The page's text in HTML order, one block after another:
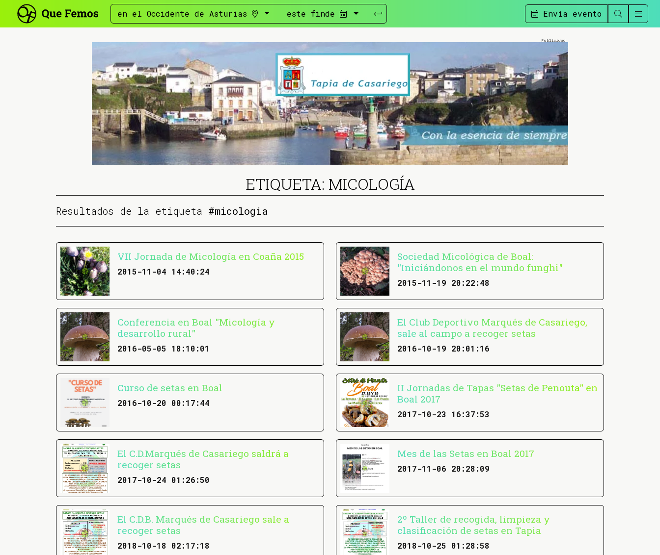
en el Occidente de Asturias este finde Envía evento
ETIQUETA: MICOLOGÍA
Resultados de la etiqueta #micologia
VII Jornada de Micología en Coaña 2015
2015-11-04 14:40:24
Sociedad Micológica de Boal:
"Iniciándonos en el mundo funghi"
2015-11-19 20:22:48
Conferencia en Boal "Micología y
desarrollo rural"
2016-05-05 18:10:01
El Club Deportivo Marqués de Casariego,
sale al campo a recoger setas
2016-10-19 20:01:16
Curso de setas en Boal
2016-10-20 00:17:44
II Jornadas de Tapas "Setas de Penouta" en
Boal 2017
2017-10-23 16:37:53
El C.D.Marqués de Casariego saldrá a
recoger setas
2017-10-24 01:26:50
Mes de las Setas en Boal 2017
2017-11-06 20:28:09
El C.D.B. Marqués de Casariego sale a
recoger setas
2018-10-18 02:17:18
2º Taller de recogida, limpieza y
clasificación de setas en Tapia
2018-10-25 01:28:58